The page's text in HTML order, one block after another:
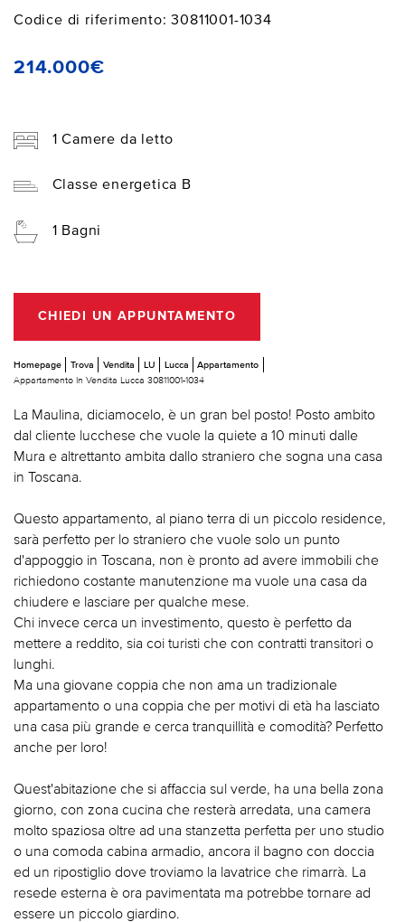
Codice di riferimento: 30811001-1034
214.000€
1 Camere da letto
Classe energetica B
1 Bagni
CHIEDI UN APPUNTAMENTO
Homepage Trova Vendita LU Lucca
Appartamento
Appartamento In Vendita Lucca 30811001-1034
La Maulina, diciamocelo, è un gran bel posto! Posto ambito
dal cliente lucchese che vuole la quiete a 10 minuti dalle
Mura e altrettanto ambita dallo straniero che sogna una casa
in Toscana.
Questo appartamento, al piano terra di un piccolo residence,
sarà perfetto per lo straniero che vuole solo un punto
d'appoggio in Toscana, non è pronto ad avere immobili che
richiedono costante manutenzione ma vuole una casa da
chiudere e lasciare per qualche mese.
Chi invece cerca un investimento, questo è perfetto da
mettere a reddito, sia coi turisti che con contratti transitori o
lunghi.
Ma una giovane coppia che non ama un tradizionale
appartamento o una coppia che per motivi di età ha lasciato
una casa più grande e cerca tranquillità e comodità? Perfetto
anche per loro!
Quest'abitazione che si affaccia sul verde, ha una bella zona
giorno, con zona cucina che resterà arredata, una camera
molto spaziosa oltre ad una stanzetta perfetta per uno studio
o una comoda cabina armadio, ancora il bagno con doccia
ed un ripostiglio dove troviamo la lavatrice che rimarrà. La
resede esterna è ora pavimentata ma potrebbe tornare ad
essere un piccolo giardino.